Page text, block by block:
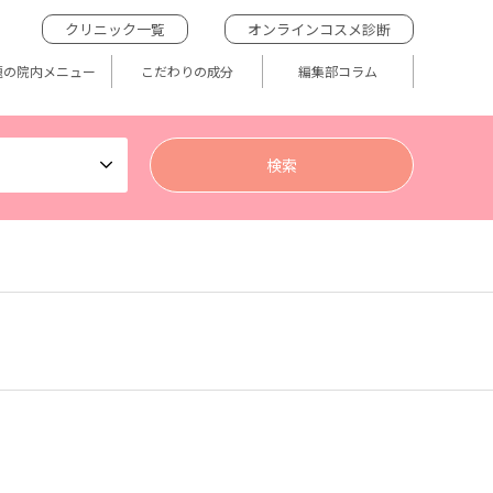
クリニック一覧 オンラインコスメ診断
院内メニュー こだわりの成分 編集部コラム